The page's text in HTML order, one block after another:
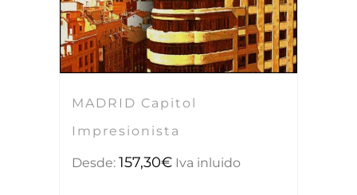
MADRID Capitol
Impresionista
Desde: 157,30€ Iva inluido